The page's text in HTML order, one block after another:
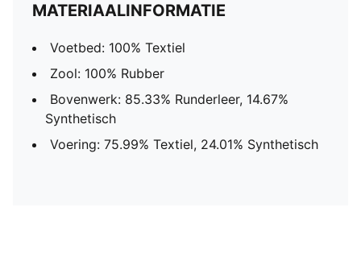
MATERIAALINFORMATIE
Voetbed: 100% Textiel
Zool: 100% Rubber
Bovenwerk: 85.33% Runderleer, 14.67%
Synthetisch
Voering: 75.99% Textiel, 24.01% Synthetisch